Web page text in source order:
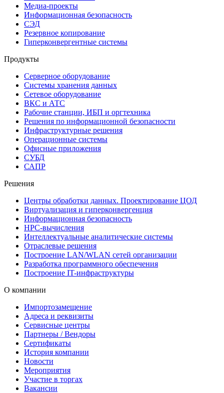
Медиа-проекты
Информационная безопасность
СЭД
Резервное копирование
Гиперконвергентные системы
Продукты
Серверное оборудование
Системы хранения данных
Сетевое оборудование
ВКС и АТС
Рабочие станции, ИБП и оргтехника
Решения по информационной безопасности
Инфраструктурные решения
Операционные системы
Офисные приложения
СУБД
САПР
Решения
Центры обработки данных. Проектирование ЦОД
Виртуализация и гиперконвергенция
Информационная безопасность
HPC-вычисления
Интеллектуальные аналитические системы
Отраслевые решения
Построение LAN/WLAN сетей организации
Разработка программного обеспечения
Построение IT-инфраструктуры
О компании
Импортозамещение
Адреса и реквизиты
Сервисные центры
Партнеры / Вендоры
Сертификаты
История компании
Новости
Мероприятия
Участие в торгах
Вакансии